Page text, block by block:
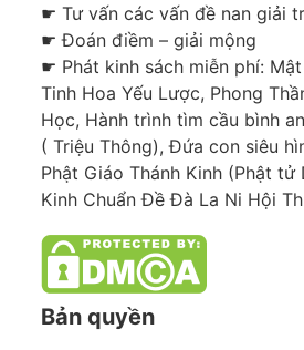
☛ Tư vấn các vấn đề nan giải
☛ Đoán điềm – giải mộng
☛ Phát kinh sách miễn phí:
Tinh Hoa Yếu Lược, Phong
Học, Hành trình tìm cầu bình
( Triệu Thông), Đứa con siêu
Phật Giáo Thánh Kinh (Phật tử
Kinh Chuẩn Đề Đà La Ni Hội
Bản quyền